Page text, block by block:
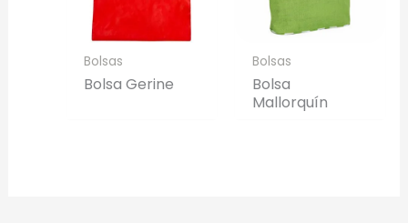
Bolsas
Bolsa Gerine
Bolsas
Bolsa
Mallorquín